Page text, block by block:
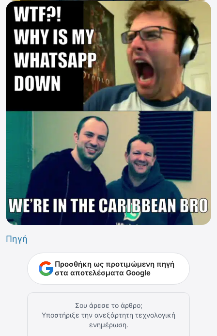
Πηγή
Προσθήκη ως προτιμώμενη πηγή
στα αποτελέσματα Google
Σου άρεσε το άρθρο;
Υποστήριξε την ανεξάρτητη τεχνολογική
ενημέρωση.